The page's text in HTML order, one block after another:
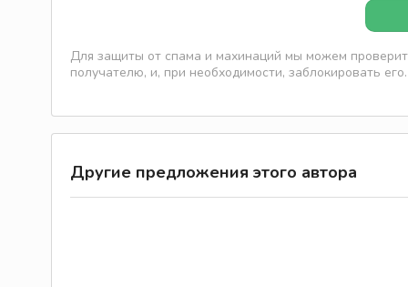
Для защиты от спама и махинаций мы можем
получателю, и, при необходимости, заблокировать его.
Другие предложения этого автора